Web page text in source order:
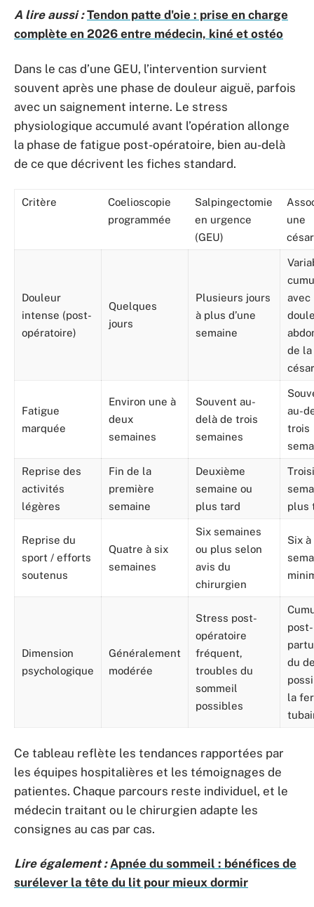
A lire aussi : Tendon patte d'oie : prise en charge
complète en 2026 entre médecin, kiné et ostéo
Dans le cas d’une GEU, l’intervention survient
souvent après une phase de douleur aiguë, parfois
avec un saignement interne. Le stress
physiologique accumulé avant l’opération allonge
la phase de fatigue post-opératoire, bien au-delà
de ce que décrivent les fiches standard.
Critère
Coelioscopie
programmée
Salpingectomie
en urgence
(GEU)
une
Douleur
intense (post-
opératoire)
Quelques
jours
Plusieurs jours
à plus d’une
semaine
avec
de la
Fatigue
marquée
Environ une à
deux
semaines
Souvent au-
delà de trois
semaines
au-
trois
Reprise des
activités
légères
Fin de la
première
semaine
Deuxième
semaine ou
plus tard
plus
Reprise du
sport / efforts
soutenus
Quatre à six
semaines
Six semaines
ou plus selon
avis du
chirurgien
Six
Dimension
psychologique
Généralement
modérée
Stress post-
opératoire
fréquent,
troubles du
sommeil
possibles
post-
du
la
Ce tableau reflète les tendances rapportées par
les équipes hospitalières et les témoignages de
patientes. Chaque parcours reste individuel, et le
médecin traitant ou le chirurgien adapte les
consignes au cas par cas.
Lire également : Apnée du sommeil : bénéfices de
surélever la tête du lit pour mieux dormir